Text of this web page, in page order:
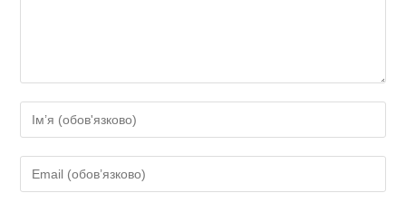
своє
ім'я
або
свою